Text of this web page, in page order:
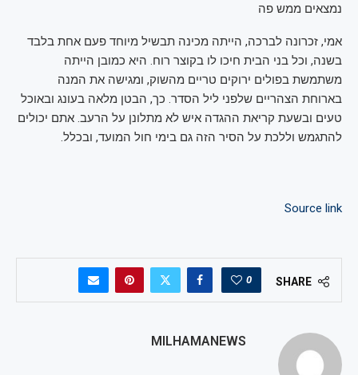
נמצאים ממש פה
אמי, זכרונה לברכה, הייתה מכינה תבשיל מיוחד פעם אחת בלבד
בשנה, וכל בני הבית חיכו לו בקוצר רוח. היא כמובן הייתה
משתמשת בפולים ירוקים טריים מהשוק, ומגישה את המנה
בארוחת הצהריים שלפני ליל הסדר. כך, הבטן מלאה בעונג ובאוכל
טעים ובשעת קריאת ההגדה איש לא מתלונן על הרעב. אתם יכולים
להתגמש וללכת על הסיר הזה גם בימי חול המועד, ובכלל.
Source link
SHARE
0
MILHAMANEWS